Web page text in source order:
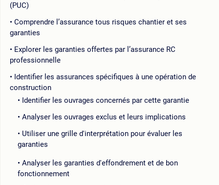
(PUC)
Comprendre l’assurance tous risques chantier et ses
garanties
Explorer les garanties offertes par l’assurance RC
professionnelle
Identifier les assurances spécifiques à une opération de
construction
Identifier les ouvrages concernés par cette garantie
Analyser les ouvrages exclus et leurs implications
Utiliser une grille d'interprétation pour évaluer les
garanties
Analyser les garanties d'effondrement et de bon
fonctionnement